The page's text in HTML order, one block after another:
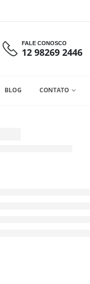
FALE CONOSCO
12 98269 2446
BLOG CONTATO